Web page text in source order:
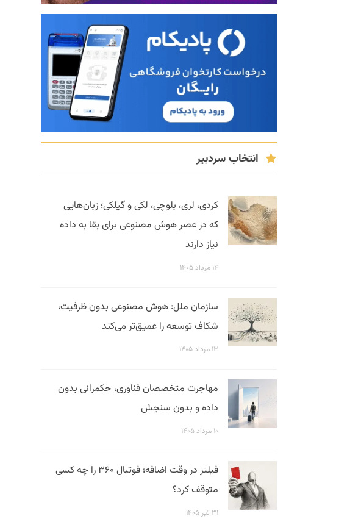
انتخاب سردبیر
کردی، لری، بلوچی، لکی و گیلکی؛ زبان‌هایی
که در عصر هوش مصنوعی برای بقا به داده
نیاز دارند
۱۴ مرداد ۱۴۰۵
سازمان ملل: هوش مصنوعی بدون ظرفیت،
شکاف توسعه را عمیق‌تر می‌کند
۱۳ مرداد ۱۴۰۵
مهاجرت متخصصان فناوری، حکمرانی بدون
داده و بدون سنجش
۱۰ مرداد ۱۴۰۵
فیلتر در وقت اضافه؛ فوتبال ۳۶۰ را چه کسی
متوقف کرد؟
۳۱ تیر ۱۴۰۵